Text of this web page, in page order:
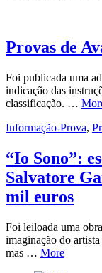
Provas de
Foi publicada uma
indicação das
classificação. …
Informação-Prova,
“Io Sono”:
Salvatore
mil euros
Foi leiloada uma
imaginação do
mas … More